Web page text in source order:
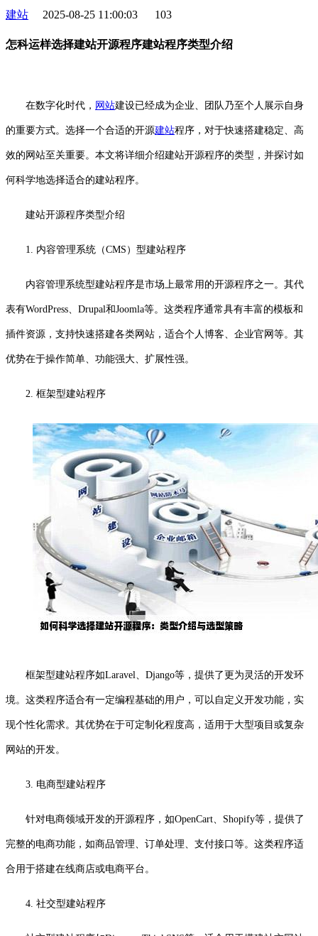
建站 2025-08-25 11:00:03 103
怎科运样选择建站开源程序建站程序类型介绍
在数字化时代， 网站建设已经成为企业、团队乃至个人展示自身
的重要方式。选择一个合适的开源建站程序，对于快速搭建稳定、高
效的网站至关重要。本文将详细介绍建站开源程序的类型，并探讨如
何科学地选择适合的建站程序。
建站开源程序类型介绍
1. 内容管理系统（CMS）型建站程序
内容管理系统型建站程序是市场上最常用的开源程序之一。其代
表有WordPress、Drupal和Joomla等。这类程序通常具有丰富的模板和
插件资源，支持快速搭建各类网站，适合个人博客、企业官网等。其
优势在于操作简单、功能强大、扩展性强。
2. 框架型建站程序
框架型建站程序如Laravel、Django等，提供了更为灵活的开发环
境。这类程序适合有一定编程基础的用户，可以自定义开发功能，实
现个性化需求。其优势在于可定制化程度高，适用于大型项目或复杂
网站的开发。
3. 电商型建站程序
针对电商领域开发的开源程序，如OpenCart、Shopify等，提供了
完整的电商功能，如商品管理、订单处理、支付接口等。这类程序适
合用于搭建在线商店或电商平台。
4. 社交型建站程序